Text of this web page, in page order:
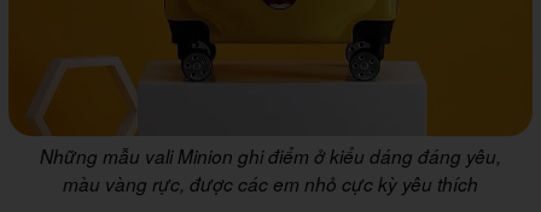
Những mẫu vali Minion ghi điểm ở kiểu dáng đáng yêu,
màu vàng rực, được các em nhỏ cực kỳ yêu thích